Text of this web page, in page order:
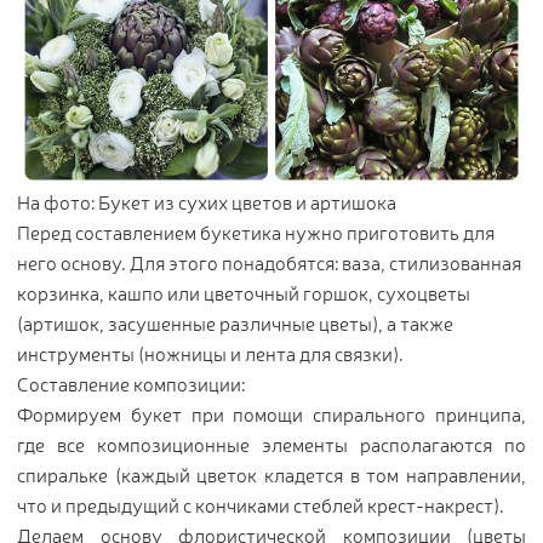
На фото: Букет из сухих цветов и артишока
Перед составлением букетика нужно приготовить для
него основу. Для этого понадобятся: ваза, стилизованная
корзинка, кашпо или цветочный горшок, сухоцветы
(артишок, засушенные различные цветы), а также
инструменты (ножницы и лента для связки).
Составление композиции:
Формируем букет при помощи спирального принципа,
где все композиционные элементы располагаются по
спиральке (каждый цветок кладется в том направлении,
что и предыдущий с кончиками стеблей крест-накрест).
Делаем основу флористической композиции (цветы